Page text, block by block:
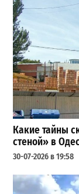
Какие тайны
стеной» в
30-07-2026 в 19:58